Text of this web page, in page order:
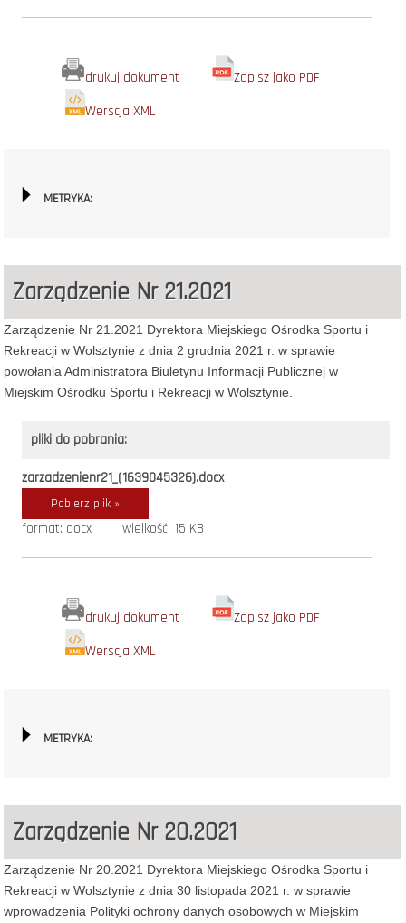
drukuj dokument
Zapisz jako PDF
Werscja XML
METRYKA:
Zarządzenie Nr 21.2021
Zarządzenie Nr 21.2021 Dyrektora Miejskiego Ośrodka Sportu i
Rekreacji w Wolsztynie z dnia 2 grudnia 2021 r. w sprawie
powołania Administratora Biuletynu Informacji Publicznej w
Miejskim Ośrodku Sportu i Rekreacji w Wolsztynie.
pliki do pobrania:
zarzadzenienr21_(1639045326).docx
Pobierz plik »
format: docx wielkość: 15 KB
drukuj dokument
Zapisz jako PDF
Werscja XML
METRYKA:
Zarządzenie Nr 20.2021
Zarządzenie Nr 20.2021 Dyrektora Miejskiego Ośrodka Sportu i
Rekreacji w Wolsztynie z dnia 30 listopada 2021 r. w sprawie
wprowadzenia Polityki ochrony danych osobowych w Miejskim